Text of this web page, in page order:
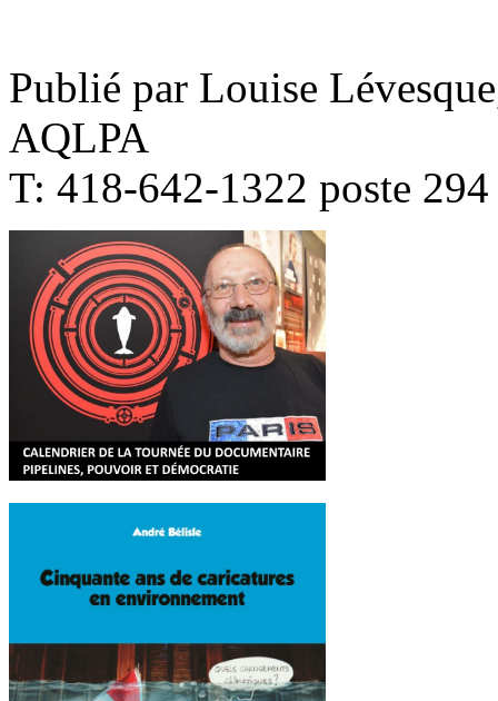
Publié par Louise
AQLPA
T: 418-642-1322 poste